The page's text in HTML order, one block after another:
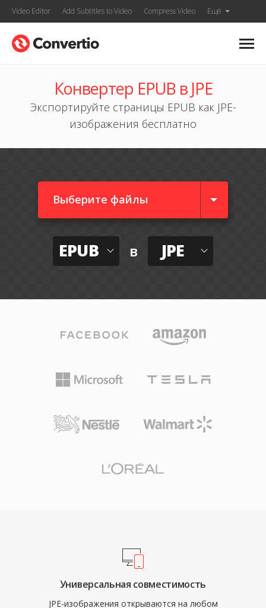
Video Editor Add Subtitles to Video Compress Video Ещё
Конвертер EPUB в JPE
Экспортируйте страницы EPUB как JPE-
изображения бесплатно
Выберите файлы
EPUB в JPE
Универсальная совместимость
JPE-изображения открываются на любом